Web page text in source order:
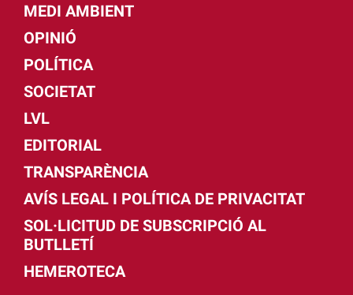
MEDI AMBIENT
OPINIÓ
POLÍTICA
SOCIETAT
LVL
EDITORIAL
TRANSPARÈNCIA
AVÍS LEGAL I POLÍTICA DE PRIVACITAT
SOL·LICITUD DE SUBSCRIPCIÓ AL
BUTLLETÍ
HEMEROTECA